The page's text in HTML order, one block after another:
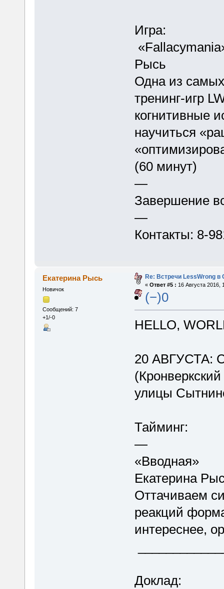
Игра:
Рысь
Одна из
тренинг-игр
когнитивные
научиться
(60 минут)
—
Завершение
—
Контакты: 8-
Екатерина Рысь
Новичок
Сообщений: 7
+1/-0
Re: Встречи LessWrong в
« Ответ #5 : 16 Августа 2016,
(−)0
HELLO,
20
улицы
Тайминг:
—
«Вводная»
Екатерина
Оттачиваем
реакций
интереснее,
Доклад: